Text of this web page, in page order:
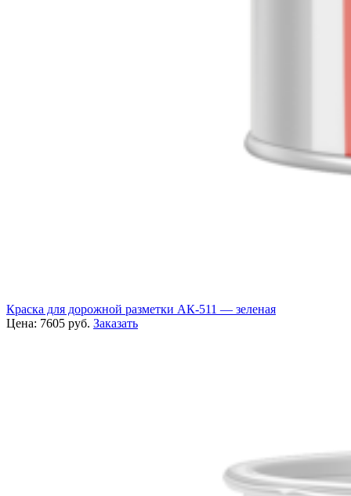
Краска для дорожной разметки АК-511 — зеленая
Цена: 7605 руб. Заказать